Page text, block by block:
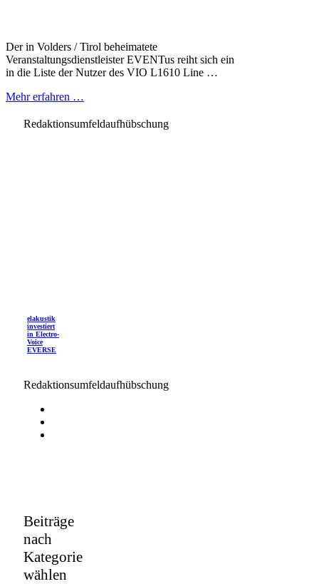
Der in Volders / Tirol beheimatete
Veranstaltungsdienstleister EVENTus reiht sich ein
in die Liste der Nutzer des VIO L1610 Line …
Mehr erfahren …
Redaktionsumfeldaufhübschung
elakustik
investiert
in Electro-
Voice
EVERSE
Redaktionsumfeldaufhübschung
Beiträge
nach
Kategorie
wählen